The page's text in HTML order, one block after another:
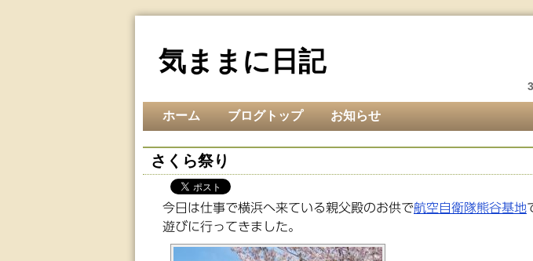
気ままに日記
ホーム ブログトップ お知らせ
さくら祭り
今日は仕事で横浜へ来ている親父殿のお供で航空自衛隊熊谷基地
遊びに行ってきました。